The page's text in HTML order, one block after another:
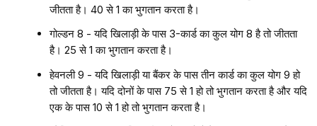
जीतता है। 40 से 1 का भुगतान करता है।
गोल्डन 8 - यदि खिलाड़ी के पास 3-कार्ड का कुलयोग 8 है तो जीतता
है। 25 से 1 का भुगतान करता है।
हेवनली 9 - यदि खिलाड़ी या बैंकर के पास तीन कार्ड का कुल योग 9 हो
तो जीतता है। यदि दोनों के पास 75 से 1 हो तो भुगतान करता है और यदि
एक के पास 10 से 1 हो तो भुगतान करता है।